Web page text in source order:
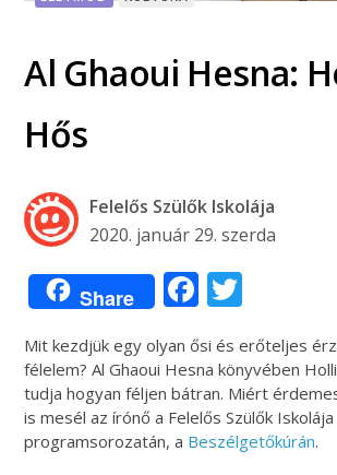
Al Ghaoui Hesna:
Hős
Felelős Szülők Iskolája
2020. január 29. szerda
Share Facebook
Mit kezdjük egy olyan ősi és erőteljes
félelem? Al Ghaoui Hesna könyvében
tudja hogyan féljen bátran. Miért
is mesél az írónő a Felelős Szülők Iskolája
programsorozatán, a Beszélgetőkúrán.